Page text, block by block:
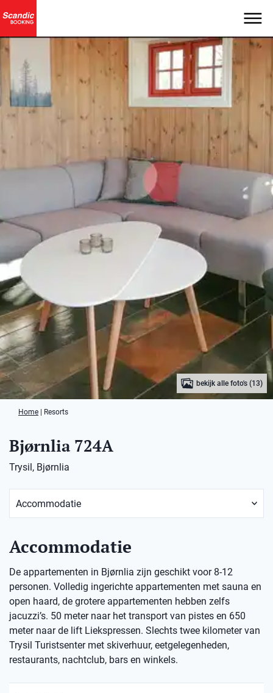
bekijk alle foto's (13)
Home Resorts
Bjørnlia 724A
Trysil, Bjørnlia
Accommodatie
De appartementen in Bjørnlia zijn geschikt voor 8-12
personen. Volledig ingerichte appartementen met sauna en
open haard, de grotere appartementen hebben zelfs
jacuzzi’s. 50 meter naar het transport van pistes en 650
meter naar de lift Liekspressen. Slechts twee kilometer van
Trysil Turistsenter met skiverhuur, eetgelegenheden,
restaurants, nachtclub, bars en winkels.